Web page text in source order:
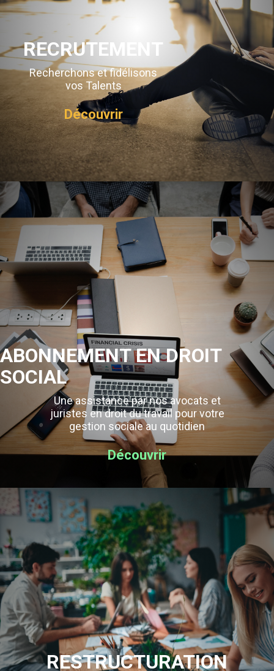
RECRUTEMENT
Recherchons et fidélisons
vos Talents
Découvrir
ABONNEMENT EN DROIT
SOCIAL
Une assistance par nos avocats et
juristes en droit du travail pour votre
gestion sociale au quotidien
Découvrir
RESTRUCTURATION